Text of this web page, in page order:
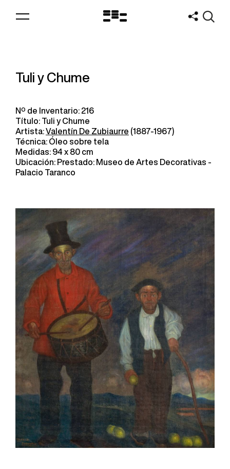
Logo
Tuli y Chume
Nº de Inventario: 216
Título: Tuli y Chume
Artista:Valentín De Zubiaurre (1887-1967)
Técnica: Óleo sobre tela
Medidas: 94 x 80 cm
Ubicación: Prestado: Museo de Artes Decorativas -
Palacio Taranco